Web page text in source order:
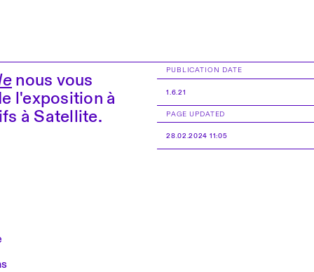
nous vous
l'exposition à
à Satellite.
PUBLICATION DATE
1.6.21
PAGE UPDATED
28.02.2024 11:05